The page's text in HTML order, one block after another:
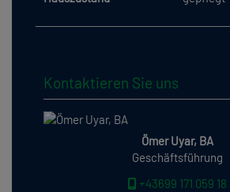
Kontaktieren Sie uns
Ömer Uyar, BA
Geschäftsführung
+43699 171 059 18